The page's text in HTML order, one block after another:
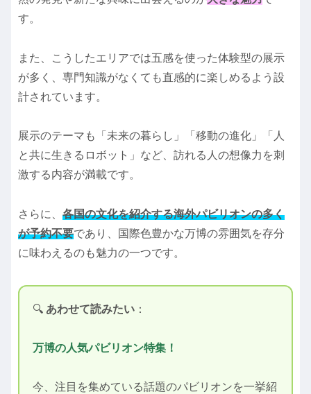
す。
また、こうしたエリアでは五感を使った体験型の展示
が多く、専門知識がなくても直感的に楽しめるよう設
計されています。
展示のテーマも「未来の暮らし」「移動の進化」「人
と共に生きるロボット」など、訪れる人の想像力を刺
激する内容が満載です。
さらに、 各国の文化を紹介する海外パビリオンの多く
が予約不要であり、国際色豊かな万博の雰囲気を存分
に味わえるのも魅力の一つです。
🔍 あわせて読みたい ：
万博の人気パビリオン特集！
今、注目を集めている話題のパビリオンを一挙紹